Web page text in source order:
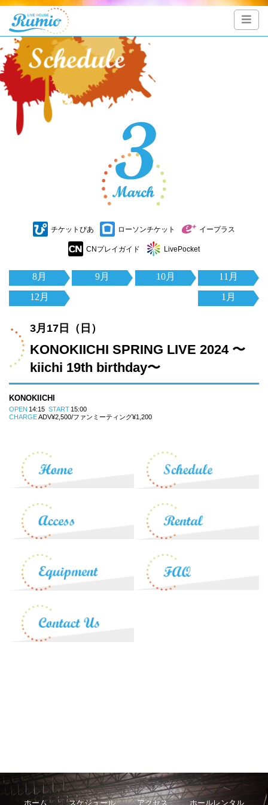
チケットぴあ ローソンチケット イープラス
CNプレイガイド LivePocket
8月 9月 10月
11月
12月
1月
3月17日（日）
KONOKIICHI SPRING LIVE 2024 〜
kiichi 19th birthday〜
KONOKIICHI
OPEN 14:15 START 15:00
CHARGEADV¥2,500/ファンミーティング¥1,200
ホーム スケジュール アクセス ホールレンタル